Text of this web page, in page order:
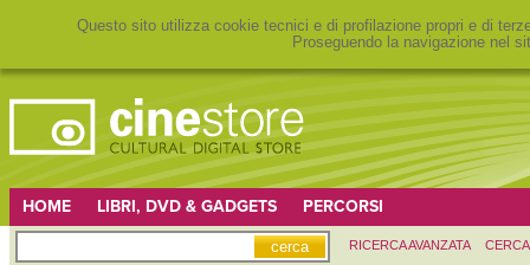
Questo sito utilizza cookie tecnici e di profilazione propri e di
Proseguendo la navigazione nel
HOME LIBRI, DVD & GADGETS PERCORSI
RICERCA AVANZATA